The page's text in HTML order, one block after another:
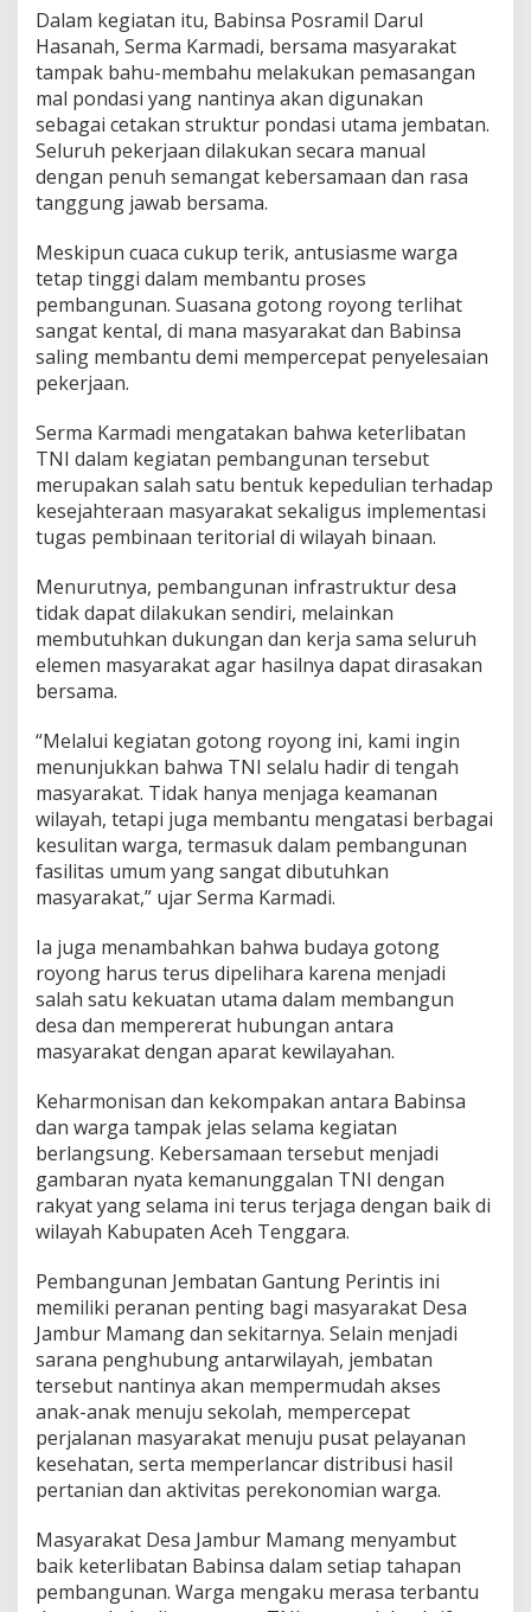
a
m
a
n
g
,
A
c
e
h
e
g
g
a
r
Dalam kegiatan itu, Babinsa Posramil Darul
Hasanah, Serma Karmadi, bersama masyarakat
tampak bahu-membahu melakukan pemasangan
mal pondasi yang nantinya akan digunakan
sebagai cetakan struktur pondasi utama jembatan.
Seluruh pekerjaan dilakukan secara manual
dengan penuh semangat kebersamaan dan rasa
tanggung jawab bersama.
Meskipun cuaca cukup terik, antusiasme warga
tetap tinggi dalam membantu proses
pembangunan. Suasana gotong royong terlihat
sangat kental, di mana masyarakat dan Babinsa
saling membantu demi mempercepat penyelesaian
pekerjaan.
Serma Karmadi mengatakan bahwa keterlibatan
TNI dalam kegiatan pembangunan tersebut
merupakan salah satu bentuk kepedulian terhadap
kesejahteraan masyarakat sekaligus implementasi
tugas pembinaan teritorial di wilayah binaan.
Menurutnya, pembangunan infrastruktur desa
tidak dapat dilakukan sendiri, melainkan
membutuhkan dukungan dan kerja sama seluruh
elemen masyarakat agar hasilnya dapat dirasakan
bersama.
“Melalui kegiatan gotong royong ini, kami ingin
menunjukkan bahwa TNI selalu hadir di tengah
masyarakat. Tidak hanya menjaga keamanan
wilayah, tetapi juga membantu mengatasi berbagai
kesulitan warga, termasuk dalam pembangunan
fasilitas umum yang sangat dibutuhkan
masyarakat,” ujar Serma Karmadi.
Ia juga menambahkan bahwa budaya gotong
royong harus terus dipelihara karena menjadi
salah satu kekuatan utama dalam membangun
desa dan mempererat hubungan antara
masyarakat dengan aparat kewilayahan.
Keharmonisan dan kekompakan antara Babinsa
dan warga tampak jelas selama kegiatan
berlangsung. Kebersamaan tersebut menjadi
gambaran nyata kemanunggalan TNI dengan
rakyat yang selama ini terus terjaga dengan baik di
wilayah Kabupaten Aceh Tenggara.
Pembangunan Jembatan Gantung Perintis ini
memiliki peranan penting bagi masyarakat Desa
Jambur Mamang dan sekitarnya. Selain menjadi
sarana penghubung antarwilayah, jembatan
tersebut nantinya akan mempermudah akses
anak-anak menuju sekolah, mempercepat
perjalanan masyarakat menuju pusat pelayanan
kesehatan, serta memperlancar distribusi hasil
pertanian dan aktivitas perekonomian warga.
Masyarakat Desa Jambur Mamang menyambut
baik keterlibatan Babinsa dalam setiap tahapan
pembangunan. Warga mengaku merasa terbantu